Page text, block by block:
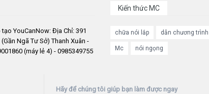
YouCanNow: Địa Chỉ: 391
Ngã Tư Sở) Thanh Xuân -
(máy lẻ 4) - 0985349755
Kiến thức MC
chữa nói lắp dẫn chương trình
Mc nói ngọng
Hãy để chúng tôi giúp bạn làm được ngay